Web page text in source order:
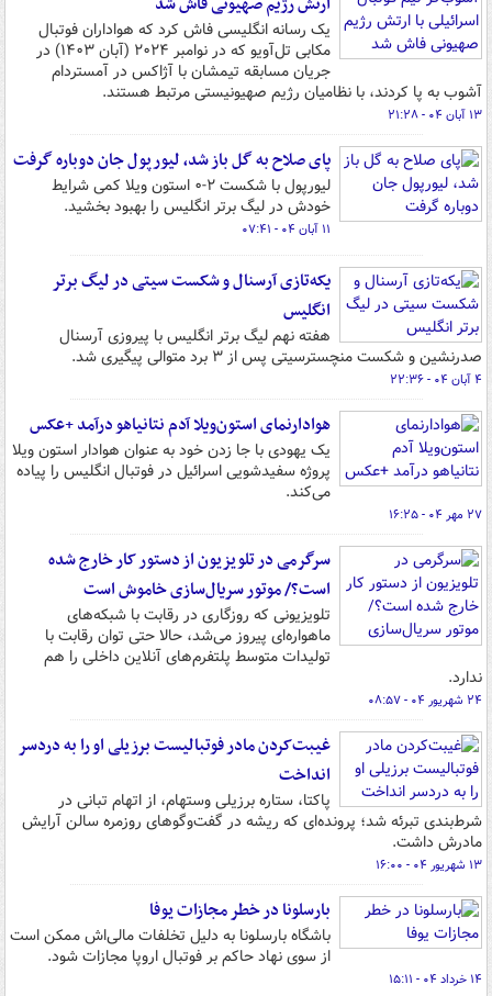
یک رسانه انگلیسی فاش کرد که هواداران فوتبال
مکابی تل‌آویو که در نوامبر ۲۰۲۴ (آبان ۱۴۰۳) در
جریان مسابقه تیمشان با آژاکس در آمستردام
آشوب به پا کردند، با نظامیان رژیم صهیونیستی مرتبط هستند.
۱۳ آبان ۰۴ - ۲۱:۲۸
پای صلاح به گل باز شد، لیورپول جان دوباره گرفت
لیورپول با شکست ۲-۰ استون ویلا کمی شرایط
خودش در لیگ برتر انگلیس را بهبود بخشید.
۱۱ آبان ۰۴ - ۰۷:۴۱
یکه‌تازی آرسنال و شکست سیتی در لیگ برتر
انگلیس
هفته نهم لیگ برتر انگلیس با پیروزی آرسنال
صدرنشین و شکست منچسترسیتی پس از ۳ برد متوالی پیگیری شد.
۴ آبان ۰۴ - ۲۲:۳۶
هوادارنمای استون‌ویلا آدم نتانیاهو درآمد +عکس
یک یهودی با جا زدن خود به عنوان هوادار استون ویلا
پروژه سفیدشویی اسرائیل در فوتبال انگلیس را پیاده
می‌کند.
۲۷ مهر ۰۴ - ۱۶:۲۵
سرگرمی در تلویزیون از دستور کار خارج شده
است؟/ موتور سریال‌سازی خاموش است
تلویزیونی که روزگاری در رقابت با شبکه‌های
ماهواره‌ای پیروز می‌شد، حالا حتی توان رقابت با
تولیدات متوسط پلتفرم‌های آنلاین داخلی را هم
ندارد.
۲۴ شهریور ۰۴ - ۰۸:۵۷
غیبت‌کردن مادر فوتبالیست برزیلی او را به دردسر
انداخت
پاکتا، ستاره برزیلی وستهام، از اتهام تبانی در
شرط‌بندی تبرئه شد؛ پرونده‌ای که ریشه در گفت‌وگوهای روزمره سالن آرایش
مادرش داشت.
۱۳ شهریور ۰۴ - ۱۶:۰۰
بارسلونا در خطر مجازات یوفا
باشگاه بارسلونا به دلیل تخلفات مالی‌اش ممکن است
از سوی نهاد حاکم بر فوتبال اروپا مجازات شود.
۱۴ خرداد ۰۴ - ۱۵:۱۱